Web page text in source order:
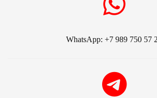
WhatsApp: +7 989 750 57